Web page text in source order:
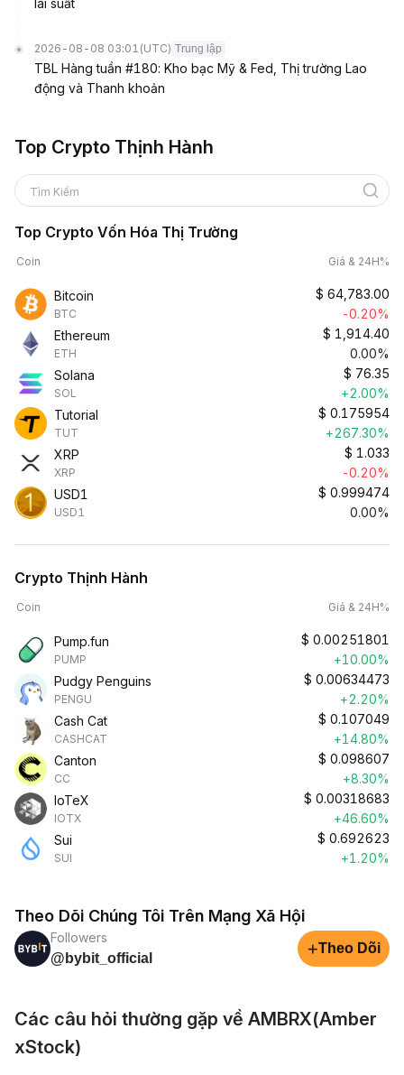
lãi suất
2026-08-08 03:01 (UTC) Trung lập
TBL Hàng tuần #180: Kho bạc Mỹ & Fed, Thị trường Lao
động và Thanh khoản
Top Crypto Thịnh Hành
Tìm Kiếm
Top Crypto Vốn Hóa Thị Trường
Coin Giá & 24H%
Bitcoin
BTC
$ 64,783.00
-0.20%
Ethereum
ETH
$ 1,914.40
0.00%
Solana
SOL
$ 76.35
+2.00%
Tutorial
TUT
$ 0.175954
+267.30%
XRP
XRP
$ 1.033
-0.20%
USD1
USD1
$ 0.999474
0.00%
Crypto Thịnh Hành
Coin Giá & 24H%
Pump.fun
PUMP
$ 0.00251801
+10.00%
Pudgy Penguins
PENGU
$ 0.00634473
+2.20%
Cash Cat
CASHCAT
$ 0.107049
+14.80%
Canton
CC
$ 0.098607
+8.30%
IoTeX
IOTX
$ 0.00318683
+46.60%
Sui
SUI
$ 0.692623
+1.20%
Theo Dõi Chúng Tôi Trên Mạng Xã Hội
Followers
@bybit_official
+Theo Dõi
Các câu hỏi thường gặp về AMBRX(Amber
xStock)